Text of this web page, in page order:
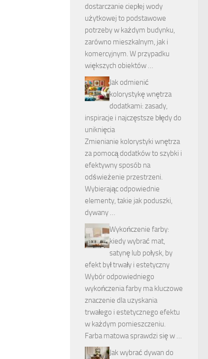
dostarczanie ciepłej wody
użytkowej to podstawowe
potrzeby w każdym budynku,
zarówno mieszkalnym, jak i
komercyjnym. W przypadku
większych obiektów …
Jak odmienić
kolorystykę wnętrza
dodatkami: zasady,
inspiracje i najczęstsze błędy do
uniknięcia
Zmienianie kolorystyki wnętrza
za pomocą dodatków to szybki i
efektywny sposób na
odświeżenie przestrzeni.
Wybierając odpowiednie
elementy, takie jak poduszki,
dywany …
Wykończenie farby:
kiedy wybrać mat,
satynę lub połysk, by
efekt był trwały i estetyczny
Wybór odpowiedniego
wykończenia farby ma kluczowe
znaczenie dla uzyskania
trwałego i estetycznego efektu
w każdym pomieszczeniu.
Farba matowa sprawdzi się w …
Jak wybrać dywan do